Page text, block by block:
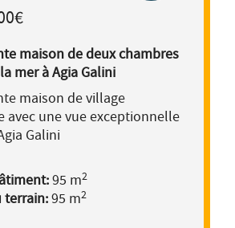
maison de deux chambres
mer à Agia Galini
maison de village
une vue exceptionnelle
Galini
95 m2
terrain:95 m2